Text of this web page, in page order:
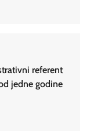
referent
jedne godine